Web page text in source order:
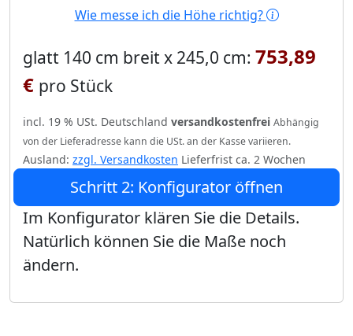
Wie messe ich die Höhe richtig?
glatt 140 cm breit x 245,0 cm: 753,89
€ pro Stück
incl. 19 % USt. Deutschland versandkostenfrei Abhängig
von der Lieferadresse kann die USt. an der Kasse variieren.
Ausland: zzgl. Versandkosten Lieferfrist ca. 2 Wochen
Schritt 2: Konfigurator öffnen
Im Konfigurator klären Sie die Details.
Natürlich können Sie die Maße noch
ändern.